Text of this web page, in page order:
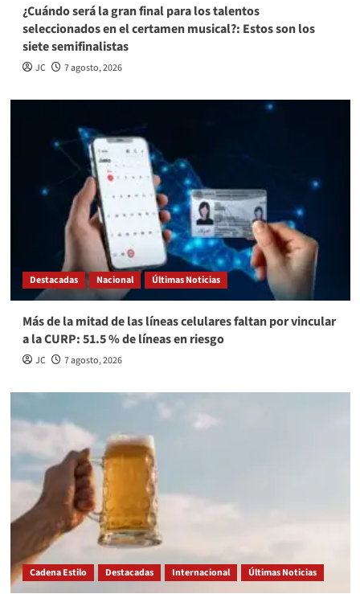
¿Cuándo será la gran final para los talentos
seleccionados en el certamen musical?: Estos son los
siete semifinalistas
JC 7 agosto, 2026
Destacadas Nacional Últimas Noticias
Más de la mitad de las líneas celulares faltan por vincular
a la CURP: 51.5 % de líneas en riesgo
JC 7 agosto, 2026
Cadena Estilo Destacadas Internacional Últimas Noticias